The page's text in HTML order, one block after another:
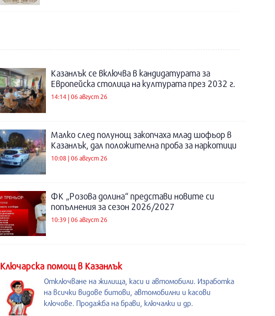
Казанлък се включва в кандидатурата за
Европейска столица на културата през 2032 г.
14:14 | 06 август 26
Малко след полунощ закопчаха млад шофьор в
Казанлък, дал положителна проба за наркотици
10:08 | 06 август 26
ФК „Розова долина“ представи новите си
попълнения за сезон 2026/2027
10:39 | 06 август 26
Kлючарска помощ в Казанлък
Отключване на жилища, каси и автомобили. Изработка
на всички видове битови, автомобилни и касови
ключове. Продажба на брави, ключалки и др.